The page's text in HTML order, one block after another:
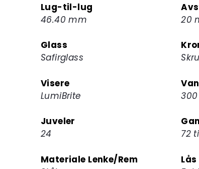
Lug-til-lug
46.40 mm
20
Glass
Safirglass
Visere
LumiBrite
Juveler
24
72
Materiale Lenke/Rem
Lås